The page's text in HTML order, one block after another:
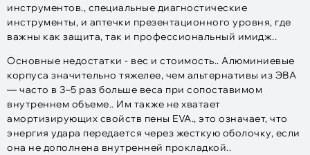
инструментов., специальные диагностические
инструменты, и аптечки презентационного уровня, где
важны как защита, так и профессиональный имидж..
Основные недостатки - вес и стоимость.. Алюминиевые
корпуса значительно тяжелее, чем альтернативы из ЭВА
— часто в 3–5 раз больше веса при сопоставимом
внутреннем объеме.. Им также не хватает
амортизирующих свойств пены EVA., это означает, что
энергия удара передается через жесткую оболочку, если
она не дополнена внутренней прокладкой..